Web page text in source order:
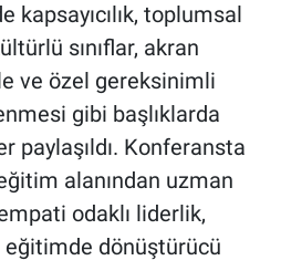
kapsayıcılık, toplumsal
sınıflar, akran
ve özel gereksinimli
gibi başlıklarda
paylaşıldı. Konferansta
alanından uzman
odaklı liderlik,
dönüştürücü